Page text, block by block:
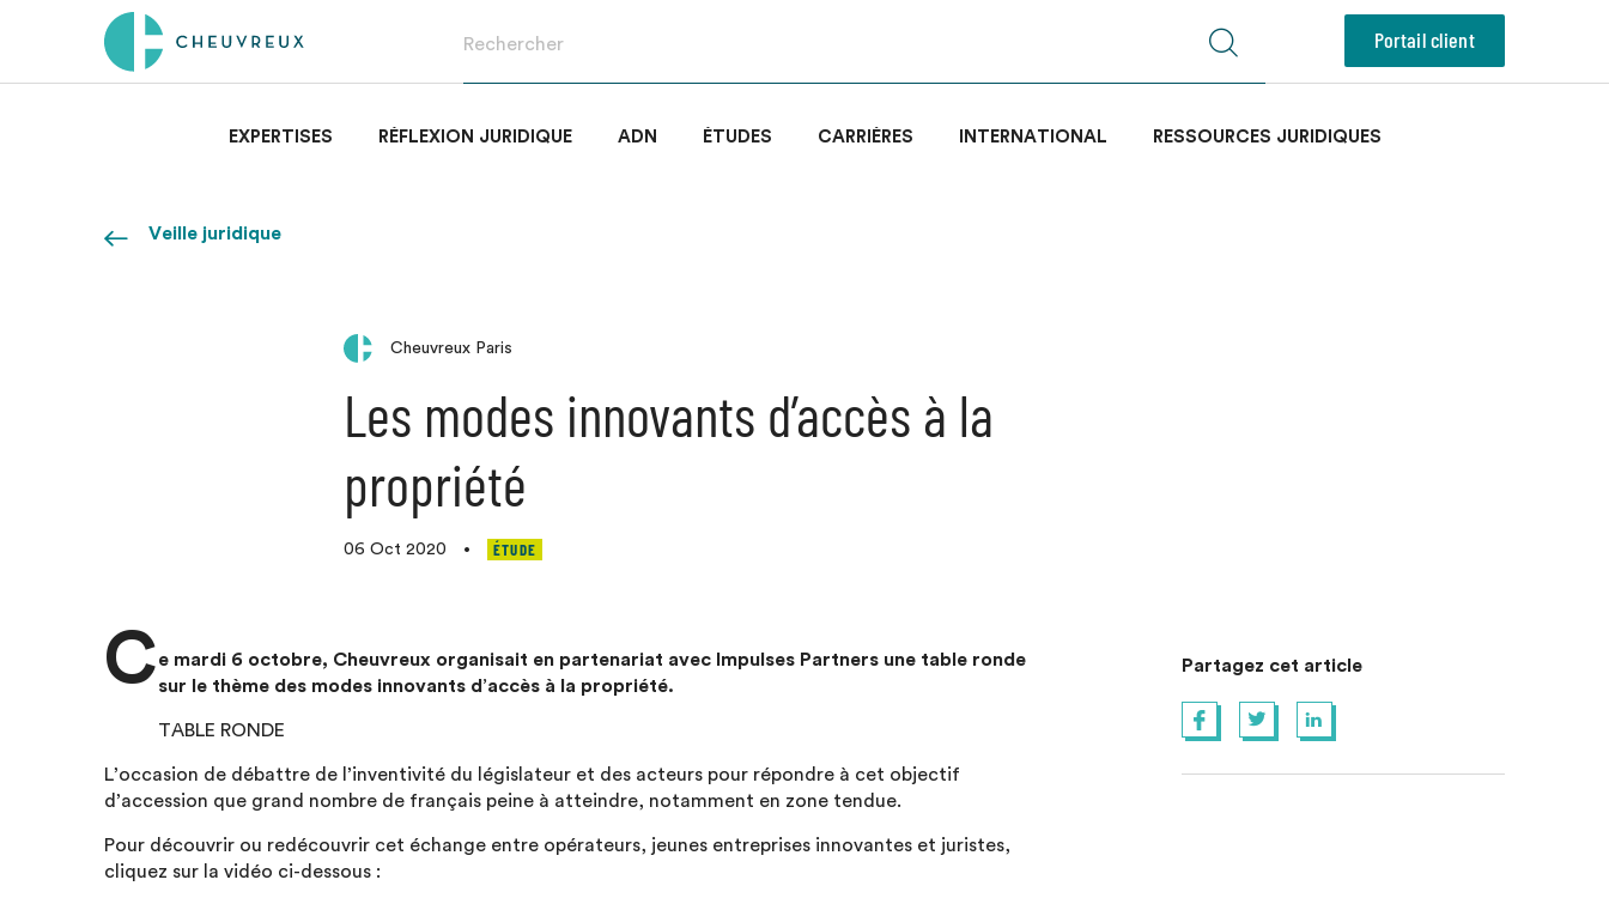
Portail client
EXPERTISES RÉFLEXION JURIDIQUE ADN ÉTUDES CARRIÈRES INTERNATIONAL RESSOURCES JURIDIQUES
Veille juridique
Cheuvreux Paris
Les modes innovants d’accès à la
propriété
06 Oct 2020 • ÉTUDE
Ce mardi 6 octobre, Cheuvreux organisait en partenariat avec Impulses Partners une table ronde
sur le thème des modes innovants d’accès à la propriété.
TABLE RONDE
L’occasion de débattre de l’inventivité du législateur et des acteurs pour répondre à cet objectif
d’accession que grand nombre de français peine à atteindre, notamment en zone tendue.
Pour découvrir ou redécouvrir cet échange entre opérateurs, jeunes entreprises innovantes et juristes,
cliquez sur la vidéo ci-dessous :
Partagez cet article